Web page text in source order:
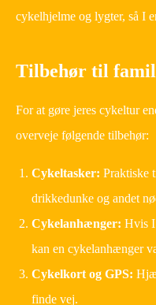
cykelhjelme og lygter, så I
Tilbehør til
For at gøre jeres cykeltur
overveje følgende tilbehør:
Cykeltasker: Praktiske
drikkedunke og andet
Cykelanhænger: Hvis I
kan en cykelanhænger
Cykelkort og GPS:
finde vej.